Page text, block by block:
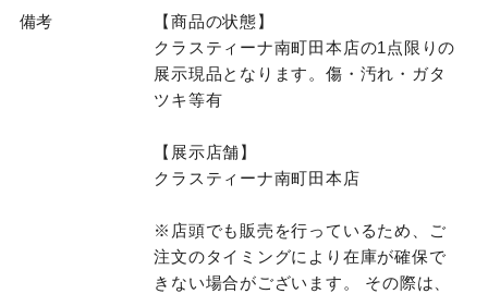
備考
【商品の状態】
クラスティーナ南町田本店の1点限りの
展示現品となります。傷・汚れ・ガタ
ツキ等有
【展示店舗】
クラスティーナ南町田本店
※店頭でも販売を行っているため、ご
注文のタイミングにより在庫が確保で
きない場合がございます。 その際は、